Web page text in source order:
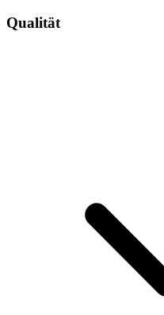
Qualität